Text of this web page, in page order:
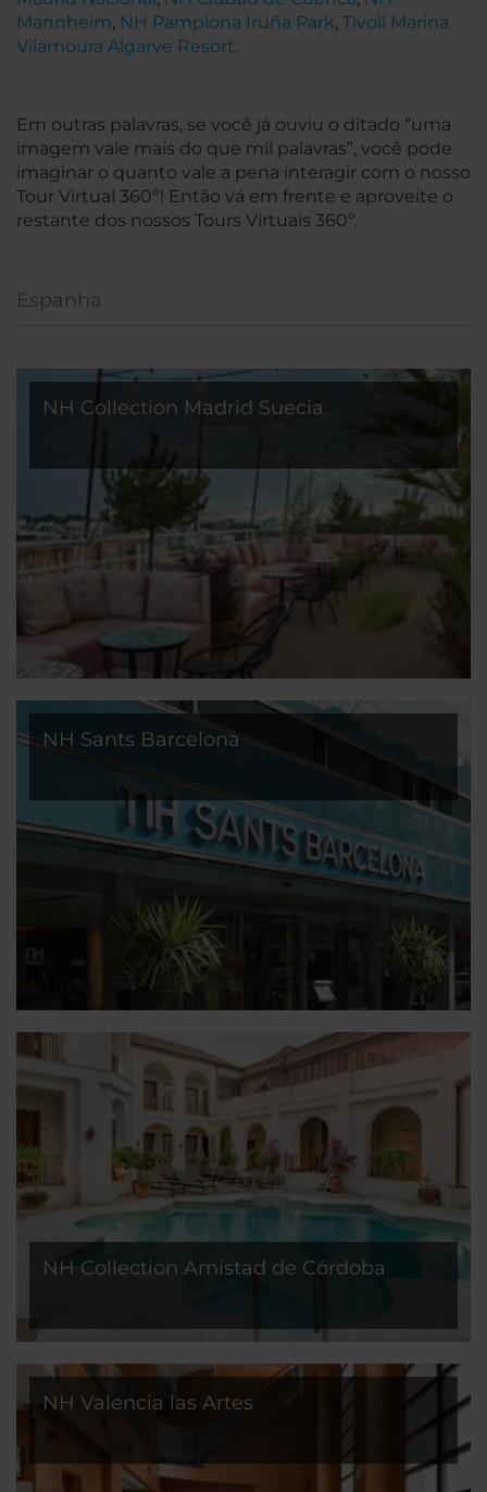
Mannheim, NH Pamplona Iruña Park, Tivoli Marina
Vilamoura Algarve Resort.
Em outras palavras, se você já ouviu o ditado “uma
imagem vale mais do que mil palavras”, você pode
imaginar o quanto vale a pena interagir com o nosso
Tour Virtual 360º! Então vá em frente e aproveite o
restante dos nossos Tours Virtuais 360º.
Espanha
NH Collection Madrid Suecia
NH Sants Barcelona
NH Collection Amistad de Córdoba
NH Valencia las Artes